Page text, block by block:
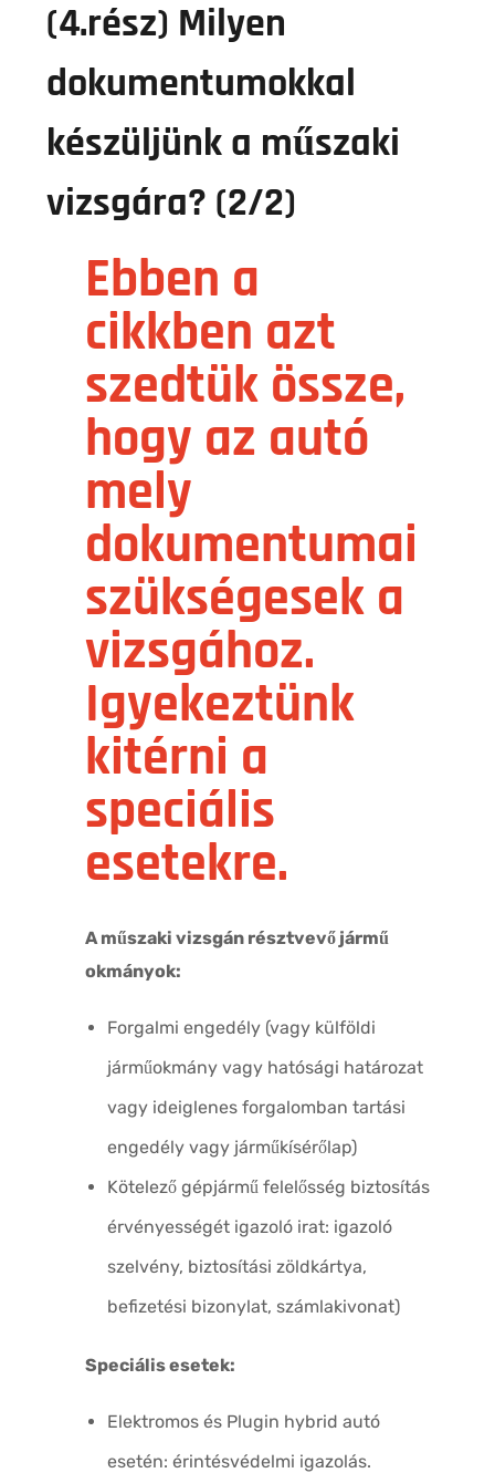
(4.rész) Milyen
dokumentumokkal
készüljünk a műszaki
vizsgára? (2/2)
Ebben a
cikkben azt
szedtük össze,
hogy az autó
mely
dokumentumai
szükségesek a
vizsgához.
Igyekeztünk
kitérni a
speciális
esetekre.
A műszaki vizsgán résztvevő jármű
okmányok:
Forgalmi engedély (vagy külföldi
járműokmány vagy hatósági határozat
vagy ideiglenes forgalomban tartási
engedély vagy járműkísérőlap)
Kötelező gépjármű felelősség biztosítás
érvényességét igazoló irat: igazoló
szelvény, biztosítási zöldkártya,
befizetési bizonylat, számlakivonat)
Speciális esetek:
Elektromos és Plugin hybrid autó
esetén: érintésvédelmi igazolás.